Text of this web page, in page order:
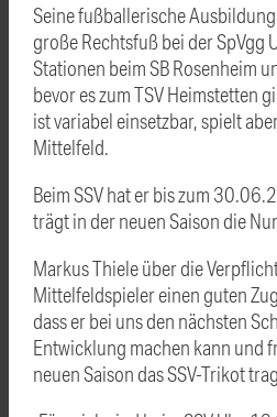
Seine fußballerische
große Rechtsfuß bei der SpVgg
Stationen beim SB Rosenheim
bevor es zum TSV Heimstetten
ist variabel einsetzbar, spielt
Mittelfeld.
Beim SSV hat er bis zum
trägt in der neuen Saison die
Markus Thiele über die
Mittelfeldspieler einen guten
dass er bei uns den nächsten
Entwicklung machen kann und
neuen Saison das SSV-Trikot